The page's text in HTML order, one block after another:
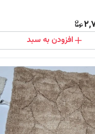
افزودن به سبد